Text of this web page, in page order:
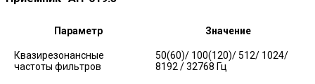
Параметр Значение
Квазирезонансные
частоты фильтров
50(60)/ 100(120)/ 512/ 1024/
8192 / 32768 Гц